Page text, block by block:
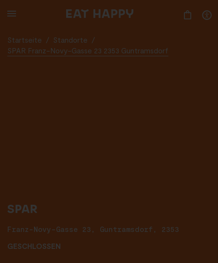
TO
Startseite / Standorte
/
SPAR Franz-Novy-Gasse 23 2353 Guntramsdorf
SPAR
Franz-Novy-Gasse 23, Guntramsdorf, 2353
GESCHLOSSEN